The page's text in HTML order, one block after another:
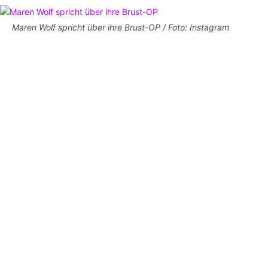
Maren Wolf spricht über ihre Brust-OP / Foto: Instagram